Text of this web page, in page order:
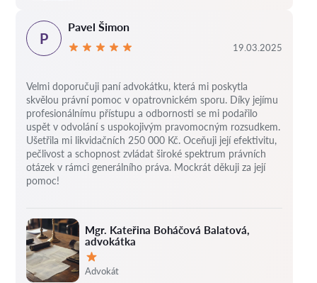
Mgr. Kateřina Boháčová Balatová,
advokátka
Hodnocení:
Advokát
P
Pavel Šimon
19.03.2025
Velmi doporučuji paní advokátku, která mi poskytla
skvělou právní pomoc v opatrovnickém sporu. Díky jejímu
profesionálnímu přístupu a odbornosti se mi podařilo
uspět v odvolání s uspokojivým pravomocným rozsudkem.
Ušetřila mi likvidačních 250 000 Kč. Oceňuji její efektivitu,
pečlivost a schopnost zvládat široké spektrum právních
otázek v rámci generálního práva. Mockrát děkuji za její
pomoc!